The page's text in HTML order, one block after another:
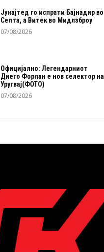
Јунајтед го испрати Бајнадир во
Селта, а Витек во Мидлзброу
07/08/2026
Официјално: Легендарниот
Диего Форлан е нов селектор на
Уругвај(ФОТО)
07/08/2026